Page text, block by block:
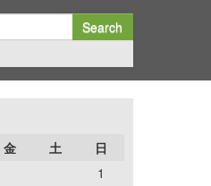
Search
金 土 日
1